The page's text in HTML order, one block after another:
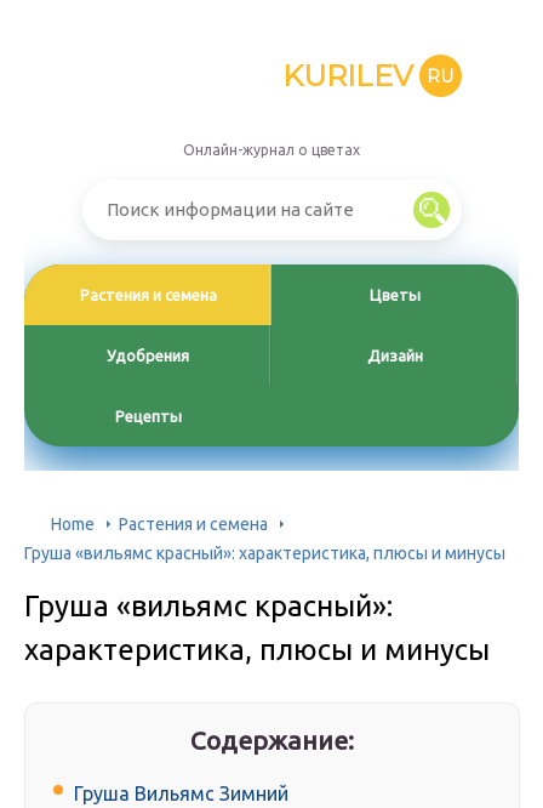
KURILEV RU
Онлайн-журнал о цветах
Растения и семена Цветы
Удобрения Дизайн
Рецепты
Home
Растения и семена
Груша «вильямс красный»: характеристика, плюсы и минусы
Груша «вильямс красный»:
характеристика, плюсы и минусы
Содержание:
Груша Вильямс Зимний